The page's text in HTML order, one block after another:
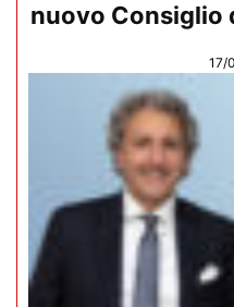
nuovo Consiglio
17/